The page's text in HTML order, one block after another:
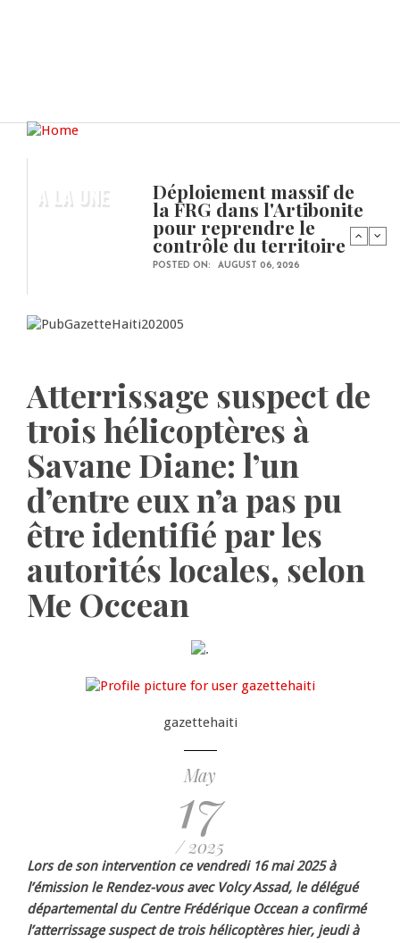
A LA UNE Déploiement massif de
la FRG dans l'Artibonite
pour reprendre le
contrôle du territoire
POSTED ON: AUGUST 06, 2026
Atterrissage suspect de
trois hélicoptères à
Savane Diane: l’un
d’entre eux n’a pas pu
être identifié par les
autorités locales, selon
Me Occean
gazettehaiti
May
17
/ 2025
Lors de son intervention ce vendredi 16 mai 2025 à
l’émission le Rendez-vous avec Volcy Assad, le délégué
départemental du Centre Frédérique Occean a confirmé
l’atterrissage suspect de trois hélicoptères hier, jeudi à